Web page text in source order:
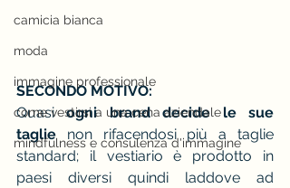
camicia bianca
moda
immagine professionale
come vestirsi a una cena aziendale
mindfulness e consulenza d'immagine
SECONDO MOTIVO:
Quasi ogni brand decide le sue
taglie non rifacendosi più a taglie
standard; il vestiario è prodotto in
paesi diversi quindi laddove ad